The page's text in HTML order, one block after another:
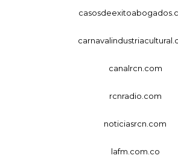
canalrcn.com
rcnradio.com
noticiasrcn.com
lafm.com.co